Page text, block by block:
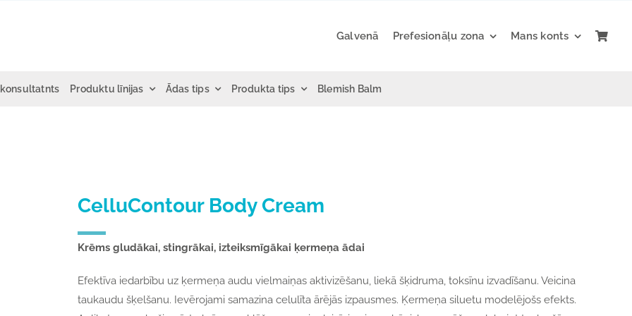
Galvenā Prefesionāļu zona Mans konts
Produktu līnijas Ādas tips Produkta tips Blemish Balm
CelluContour Body Cream
Krēms gludākai, stingrākai, izteiksmīgākai ķermeņa ādai
Efektīva iedarbību uz ķermeņa audu vielmaiņas aktivizēšanu, liekā šķidruma, toksīnu izvadīšanu. Veicina
taukaudu šķelšanu. Ievērojami samazina celulīta ārējās izpausmes. Ķermeņa siluetu modelējošs efekts.